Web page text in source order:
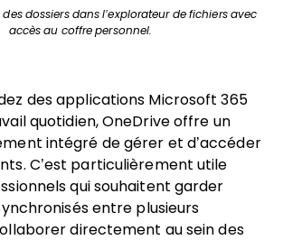
dossiers dans l’explorateur de fichiers avec
accès au coffre personnel.
des applications Microsoft 365
quotidien, OneDrive offre un
intégré de gérer et d’accéder
C’est particulièrement utile
qui souhaitent garder
entre plusieurs
directement au sein des